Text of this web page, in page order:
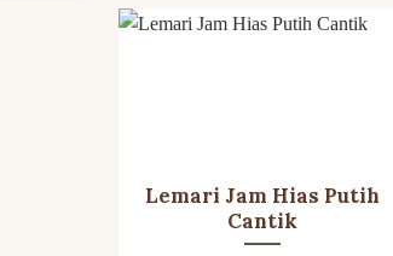
Lemari Jam Hias Putih
Cantik